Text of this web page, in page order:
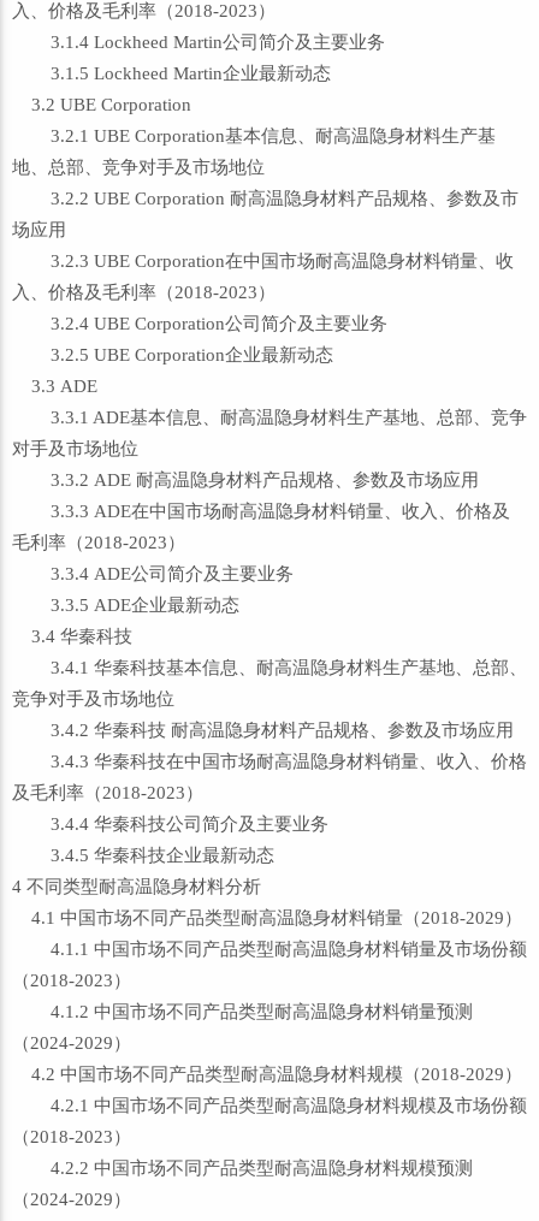
入、价格及毛利率（2018-2023）
3.1.4 Lockheed Martin公司简介及主要业务
3.1.5 Lockheed Martin企业最新动态
3.2 UBE Corporation
3.2.1 UBE Corporation基本信息、耐高温隐身材料生产基
地、总部、竞争对手及市场地位
3.2.2 UBE Corporation 耐高温隐身材料产品规格、参数及市
场应用
3.2.3 UBE Corporation在中国市场耐高温隐身材料销量、收
入、价格及毛利率（2018-2023）
3.2.4 UBE Corporation公司简介及主要业务
3.2.5 UBE Corporation企业最新动态
3.3 ADE
3.3.1 ADE基本信息、耐高温隐身材料生产基地、总部、竞争
对手及市场地位
3.3.2 ADE 耐高温隐身材料产品规格、参数及市场应用
3.3.3 ADE在中国市场耐高温隐身材料销量、收入、价格及
毛利率（2018-2023）
3.3.4 ADE公司简介及主要业务
3.3.5 ADE企业最新动态
3.4 华秦科技
3.4.1 华秦科技基本信息、耐高温隐身材料生产基地、总部、
竞争对手及市场地位
3.4.2 华秦科技 耐高温隐身材料产品规格、参数及市场应用
3.4.3 华秦科技在中国市场耐高温隐身材料销量、收入、价格
及毛利率（2018-2023）
3.4.4 华秦科技公司简介及主要业务
3.4.5 华秦科技企业最新动态
4 不同类型耐高温隐身材料分析
4.1 中国市场不同产品类型耐高温隐身材料销量（2018-2029）
4.1.1 中国市场不同产品类型耐高温隐身材料销量及市场份额
（2018-2023）
4.1.2 中国市场不同产品类型耐高温隐身材料销量预测
（2024-2029）
4.2 中国市场不同产品类型耐高温隐身材料规模（2018-2029）
4.2.1 中国市场不同产品类型耐高温隐身材料规模及市场份额
（2018-2023）
4.2.2 中国市场不同产品类型耐高温隐身材料规模预测
（2024-2029）